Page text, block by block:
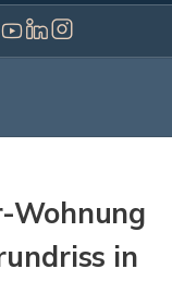
Wohnung
in